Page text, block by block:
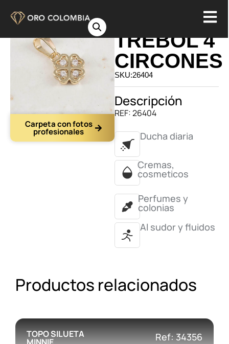
Carpeta con fotos
profesionales
TREBOL 4
CIRCONES
SKU:26404
Descripción
REF: 26404
Ducha diaria
Cremas,
cosmeticos
Perfumes y
colonias
Al sudor y fluidos
Productos relacionados
TOPO SILUETA Ref: 34356